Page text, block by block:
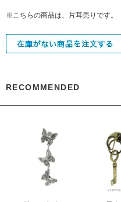
※こちらの商品は、片耳売りです。
RECOMMENDED